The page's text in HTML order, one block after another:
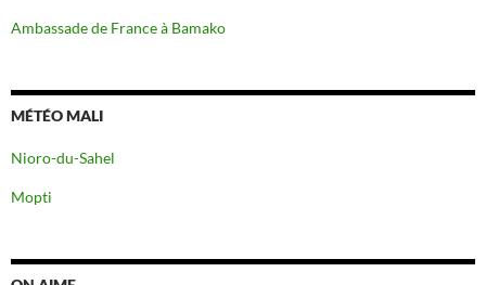
Ambassade de France à Bamako
MÉTÉO MALI
Nioro-du-Sahel
Mopti